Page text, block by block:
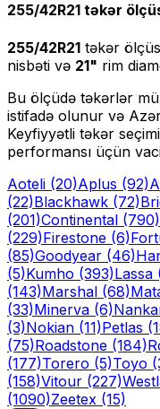
255/42R21 təkər
255/42R21 təkər
nisbəti və 21" rim
Bu ölçüdə təkərlər
istifadə olunur və
Keyfiyyətli təkər
performansı üçün
Aoteli (20)Aplus (92)
(22)Blackhawk (72)
(201)Continental (790)
(229)Firestone (6)
(85)Goodyear (46)
(5)Kumho (393)Lassa
(143)Marshal (68)
(33)Minerva (6)
(3)Nokian (11)Petlas
(75)Roadstone (184)
(177)Torero (5)Toyo
(158)Vitour (227)
(1090)Zeetex (15)